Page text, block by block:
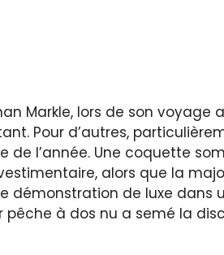
Markle, lors de son voyage
Pour d’autres,
de l’année. Une coquette
alors que la
démonstration de luxe
pêche à dos nu a semé la